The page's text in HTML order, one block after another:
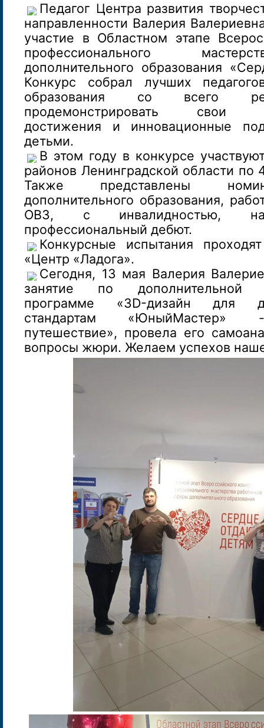
Педагог Центра развития
направленности Валерия
участие в Областном этапе
профессионального
дополнительного образования
Конкурс собрал лучших
образования со всего
продемонстрировать свои
достижения и инновационные
детьми.
В этом году в конкурсе
районов Ленинградской области по
Также представлены
дополнительного образования,
ОВЗ, с инвалидностью,
профессиональный дебют.
Конкурсные испытания
«Центр «Ладога».
Сегодня, 13 мая Валерия
занятие по дополнительной
программе «3D-дизайн для
стандартам «ЮныйМастер»
путешествие», провела его
вопросы жюри. Желаем успехов